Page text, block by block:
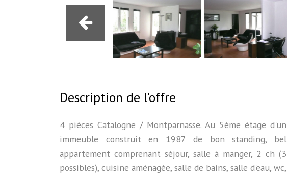
Description de l'offre
4 pièces Catalogne / Montparnasse. Au 5ème étage d'un
immeuble construit en 1987 de bon standing, bel
appartement comprenant séjour, salle à manger, 2 ch (3
possibles), cuisine aménagée, salle de bains, salle d'eau, wc,